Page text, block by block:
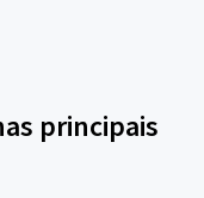
principais